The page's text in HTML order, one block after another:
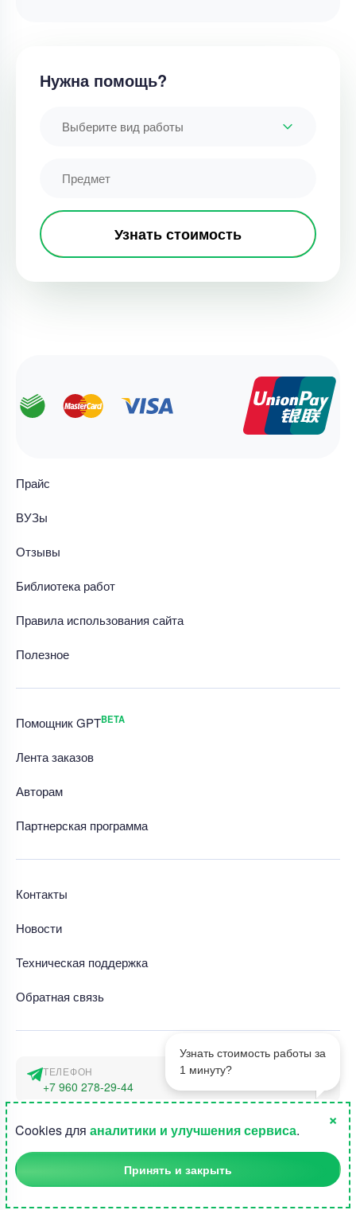
Нужна помощь?
Выберите вид работы
Узнать стоимость
1
Узнать стоимость работы за
1 минуту?
Прайс
ВУЗы
Отзывы
Библиотека работ
Правила использования сайта
Полезное
Помощник GPTBETA
Лента заказов
Авторам
Партнерская программа
Контакты
Новости
Техническая поддержка
Обратная связь
ТЕЛЕФОН
+7 960 278-29-44
г. Москва, наб. Тараса Шевченко 23а
©2015-2026, Студландия -
Cookies для аналитики и улучшения сервиса.
×
Принять и закрыть